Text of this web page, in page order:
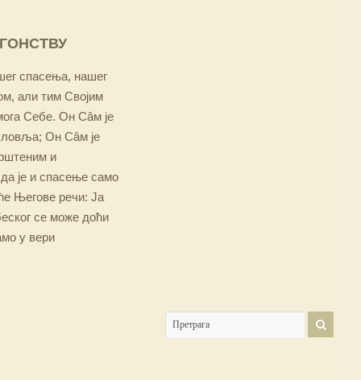
спасења, нашег
али тим Својим
Себе. Он Сâм је
Он Сâм је
и
је и спасење само
Његове речи: Ја
се може доћи
у вери